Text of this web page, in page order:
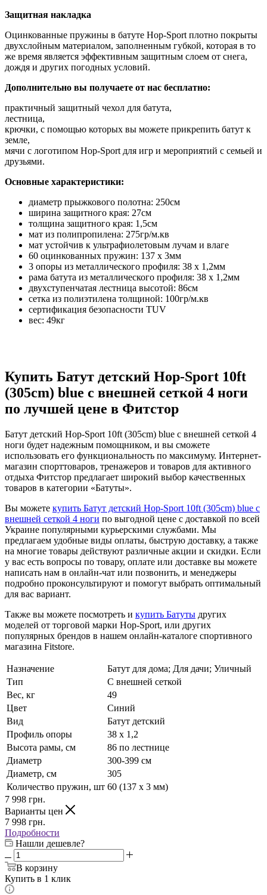
Защитная накладка
Оцинкованные пружины в батуте Hop-Sport плотно покрыты
двухслойным материалом, заполненным губкой, которая в то
же время является эффективным защитным слоем от снега,
дождя и других погодных условий.
Дополнительно вы получаете от нас бесплатно:
практичный защитный чехол для батута,
лестница,
крючки, с помощью которых вы можете прикрепить батут к
земле,
мячи с логотипом Hop-Sport для игр и мероприятий с семьей и
друзьями.
Основные характеристики:
диаметр прыжкового полотна: 250см
ширина защитного края: 27см
толщина защитного края: 1,5см
мат из полипропилена: 275гр/м.кв
мат устойчив к ультрафиолетовым лучам и влаге
60 оцинкованных пружин: 137 х 3мм
3 опоры из металлического профиля: 38 х 1,2мм
рама батута из металлического профиля: 38 х 1,2мм
двухступенчатая лестница высотой: 86см
сетка из полиэтилена толщиной: 100гр/м.кв
сертификация безопасности TUV
вес: 49кг
Купить Батут детский Hop-Sport 10ft
(305cm) blue с внешней сеткой 4 ноги
по лучшей цене в Фитстор
Батут детский Hop-Sport 10ft (305cm) blue с внешней сеткой 4
ноги будет надежным помощником, и вы сможете
использовать его функциональность по максимуму. Интернет-
магазин спорттоваров, тренажеров и товаров для активного
отдыха Фитстор предлагает широкий выбор качественных
товаров в категории «Батуты».
Вы можете купить Батут детский Hop-Sport 10ft (305cm) blue с
внешней сеткой 4 ноги по выгодной цене с доставкой по всей
Украине популярными курьерскими службами. Мы
предлагаем удобные виды оплаты, быструю доставку, а также
на многие товары действуют различные акции и скидки. Если
у вас есть вопросы по товару, оплате или доставке вы можете
написать нам в онлайн-чат или позвонить, и менеджеры
подробно проконсультируют и помогут выбрать оптимальный
для вас вариант.
Также вы можете посмотреть и купить Батуты других
моделей от торговой марки Hop-Sport, или других
популярных брендов в нашем онлайн-каталоге спортивного
магазина Fitstore.
Назначение
Батут для дома; Для дачи; Уличный
Тип
С внешней сеткой
Вес, кг
49
Цвет
Синий
Вид
Батут детский
Профиль опоры
38 х 1,2
Высота рамы, см
86 по лестнице
Диаметр
300-399 см
Диаметр, см
305
Количество пружин, шт 60 (137 х 3 мм)
7 998 грн.
Варианты цен
7 998 грн.
Подробности
Нашли дешевле?
В корзину
Купить в 1 клик